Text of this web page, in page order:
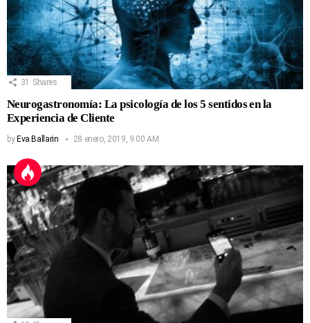
31 Shares
Neurogastronomía: La psicología de los 5 sentidos en la
Experiencia de Cliente
by Eva Ballarin 28 enero, 2019, 9:00 AM